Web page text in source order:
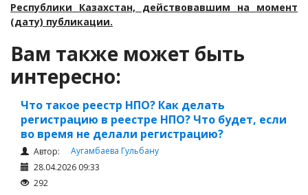
Республики Казахстан, действовавшим на момент
(дату) публикации.
Вам также может быть
интересно:
Что такое реестр НПО? Как делать
регистрацию в реестре НПО? Что будет, если
во время не делали регистрацию?
Автор:
Аугамбаева Гульбану
28.04.2026 09:33
292